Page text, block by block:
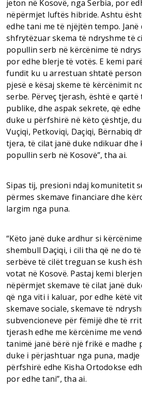
jeton në Kosovë, nga Serbia, por
nëpërmjet luftës hibride. Ashtu
edhe tani me të njëjtën tempo. Janë
shfrytëzuar skema të ndryshme të
popullin serb në kërcënime të
por edhe blerje të votës. E kemi
fundit ku u arrestuan shtatë
pjesë e kësaj skeme të kërcënimit
serbe. Përveç tjerash, është e qartë
publike, dhe aspak sekrete, që
duke u përfshirë në këto çështje,
Vuçiqi, Petkoviqi, Daçiqi, Bërnabiq
tjera, të cilat janë duke ndikuar dhe
popullin serb në Kosovë”, tha ai.
Sipas tij, presioni ndaj komunitetit
përmes skemave financiare dhe
largim nga puna.
“Këto janë duke ardhur si
shembull Daçiqi, i cili tha që ne do
serbëve të cilët treguan se kush
votat në Kosovë. Pastaj kemi
nëpërmjet skemave të cilat janë
që nga viti i kaluar, por edhe këtë
skemave sociale, skemave të
subvencioneve për fëmijë dhe të
tjerash edhe me kërcënime me
tanimë janë bërë një frikë e madhe
duke i përjashtuar nga puna, madje
përfshirë edhe Kisha Ortodokse
por edhe tani”, tha ai.